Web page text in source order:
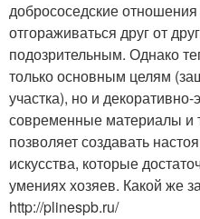
добрососедские
отгораживаться друг от
подозрительным. Однако
только основным целям
участка), но и
современные материалы и
позволяет создавать
искусства, которые
умениях хозяев. Какой же
http://plinespb.ru/